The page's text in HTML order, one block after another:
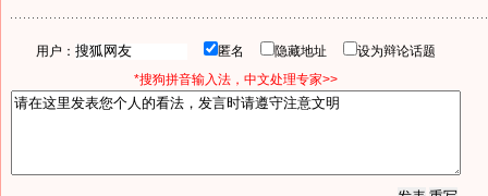
用户： 匿名 隐藏地址
设为辩论话题
*搜狗拼音输入法，中文处理专家>>